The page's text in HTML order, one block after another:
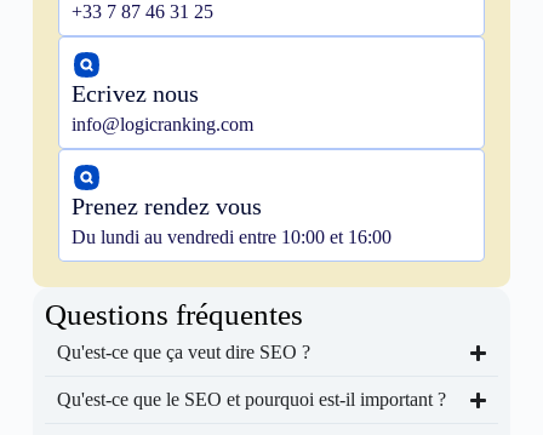
+33 7 87 46 31 25
Ecrivez nous
info@logicranking.com
Prenez rendez vous
Du lundi au vendredi entre 10:00 et 16:00
Questions fréquentes
Qu'est-ce que ça veut dire SEO ?
Qu'est-ce que le SEO et pourquoi est-il important ?